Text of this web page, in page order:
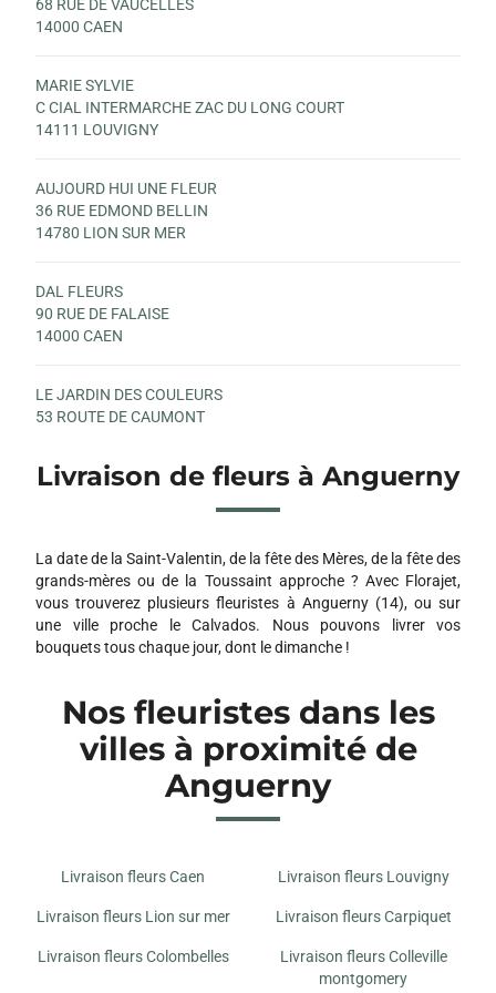
68 RUE DE VAUCELLES
14000 CAEN
MARIE SYLVIE
C CIAL INTERMARCHE ZAC DU LONG COURT
14111 LOUVIGNY
AUJOURD HUI UNE FLEUR
36 RUE EDMOND BELLIN
14780 LION SUR MER
DAL FLEURS
90 RUE DE FALAISE
14000 CAEN
LE JARDIN DES COULEURS
53 ROUTE DE CAUMONT
AUX FLEURS DES ANGES
11-13 AVENUE LEON BLUM
14460 COLOMBELLES
O FLEURS DE NATH
CENTRE COMMERCIAL RUE DE LA MER
14880 COLLEVILLE MONTGOMERY
NACREA FLEURS
14610 BASLY
Livraison de fleurs à Anguerny
La date de la Saint-Valentin, de la fête des Mères, de la fête des
grands-mères ou de la Toussaint approche ? Avec Florajet,
vous trouverez plusieurs fleuristes à Anguerny (14), ou sur
une ville proche le Calvados. Nous pouvons livrer vos
bouquets tous chaque jour, dont le dimanche !
Nos fleuristes dans les
villes à proximité de
Anguerny
Livraison fleurs Caen Livraison fleurs Louvigny
Livraison fleurs Lion sur mer Livraison fleurs Carpiquet
Livraison fleurs Colombelles
Livraison fleurs Colleville
montgomery